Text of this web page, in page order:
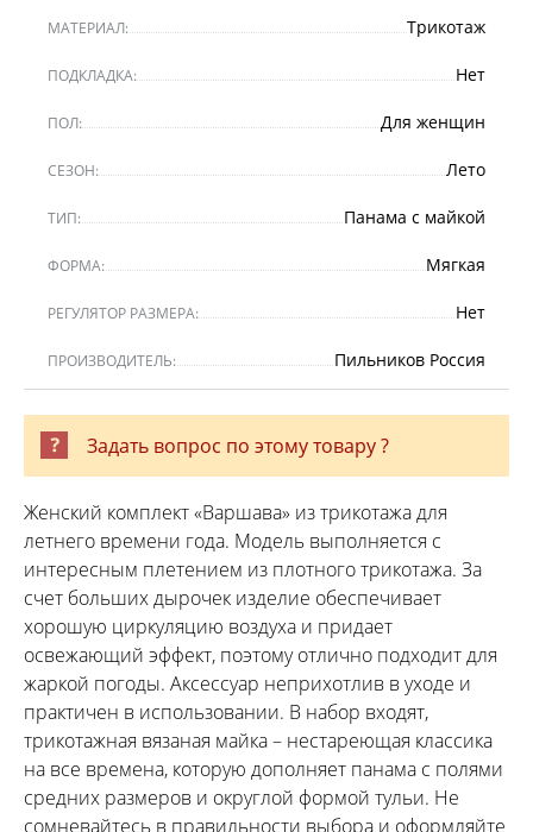
МАТЕРИАЛ: Трикотаж
ПОДКЛАДКА: Нет
ПОЛ: Для женщин
СЕЗОН: Лето
ТИП: Панама с майкой
ФОРМА: Мягкая
РЕГУЛЯТОР РАЗМЕРА: Нет
ПРОИЗВОДИТЕЛЬ: Пильников Россия
Задать вопрос по этому товару ?
Женский комплект «Варшава» из трикотажа для
летнего времени года. Модель выполняется с
интересным плетением из плотного трикотажа. За
счет больших дырочек изделие обеспечивает
хорошую циркуляцию воздуха и придает
освежающий эффект, поэтому отлично подходит для
жаркой погоды. Аксессуар неприхотлив в уходе и
практичен в использовании. В набор входят,
трикотажная вязаная майка – нестареющая классика
на все времена, которую дополняет панама с полями
средних размеров и округлой формой тульи. Не
сомневайтесь в правильности выбора и оформляйте